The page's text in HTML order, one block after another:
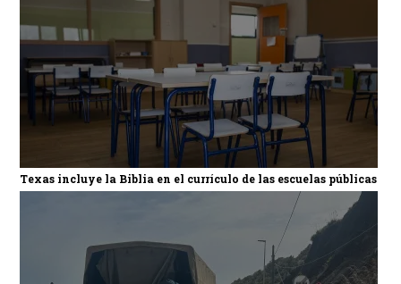
Texas incluye la Biblia en el currículo de las escuelas públicas